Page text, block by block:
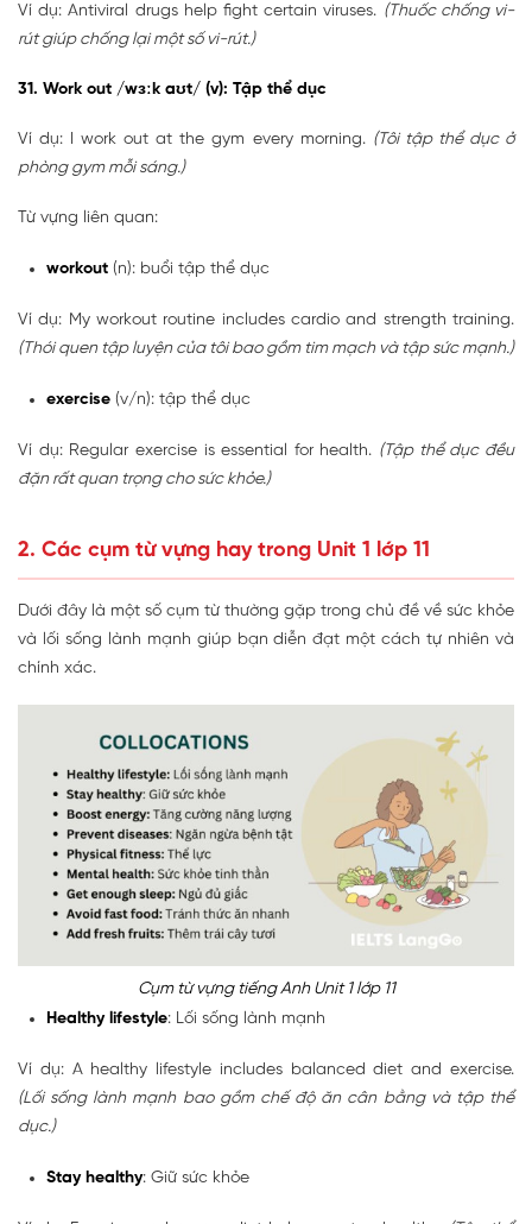
Ví dụ: Antiviral drugs help fight certain viruses. (Thuốc chống vi-
rút giúp chống lại một số vi-rút.)
31. Work out /wɜːk aʊt/ (v): Tập thể dục
Ví dụ: I work out at the gym every morning. (Tôi tập thể dục ở
phòng gym mỗi sáng.)
Từ vựng liên quan:
workout (n): buổi tập thể dục
Ví dụ: My workout routine includes cardio and strength training.
(Thói quen tập luyện của tôi bao gồm tim mạch và tập sức mạnh.)
exercise (v/n): tập thể dục
Ví dụ: Regular exercise is essential for health. (Tập thể dục đều
đặn rất quan trọng cho sức khỏe.)
2. Các cụm từ vựng hay trong Unit 1 lớp 11
Dưới đây là một số cụm từ thường gặp trong chủ đề về sức khỏe
và lối sống lành mạnh giúp bạn diễn đạt một cách tự nhiên và
chính xác.
Cụm từ vựng tiếng Anh Unit 1 lớp 11
Healthy lifestyle: Lối sống lành mạnh
Ví dụ: A healthy lifestyle includes balanced diet and exercise.
(Lối sống lành mạnh bao gồm chế độ ăn cân bằng và tập thể
dục.)
Stay healthy: Giữ sức khỏe